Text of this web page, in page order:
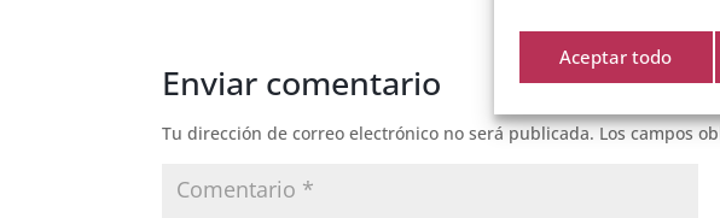
Aceptar todo
Enviar comentario
Tu dirección de correo electrónico no será publicada. Los campos